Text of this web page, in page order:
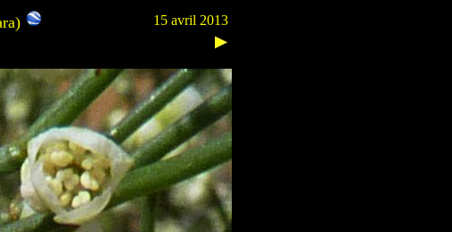
15 avril 2013